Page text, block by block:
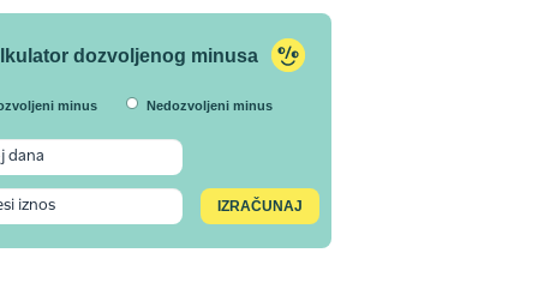
dozvoljenog minusa
minus Nedozvoljeni minus